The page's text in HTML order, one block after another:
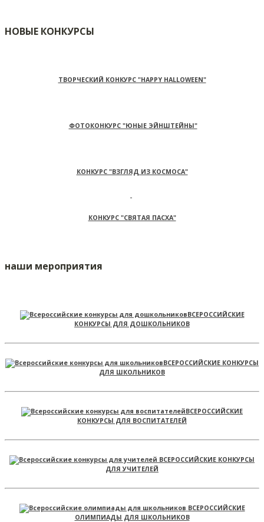
НОВЫЕ КОНКУРСЫ
ТВОРЧЕСКИЙ КОНКУРС "HAPPY HALLOWEEN"
ФОТОКОНКУРС "ЮНЫЕ ЭЙНШТЕЙНЫ"
КОНКУРС "ВЗГЛЯД ИЗ КОСМОСА"
КОНКУРС "СВЯТАЯ ПАСХА"
наши мероприятия
ВСЕРОССИЙСКИЕ
КОНКУРСЫ ДЛЯ ДОШКОЛЬНИКОВ
ВСЕРОССИЙСКИЕ КОНКУРСЫ
ДЛЯ ШКОЛЬНИКОВ
ВСЕРОССИЙСКИЕ
КОНКУРСЫ ДЛЯ ВОСПИТАТЕЛЕЙ
ВСЕРОССИЙСКИЕ КОНКУРСЫ
ДЛЯ УЧИТЕЛЕЙ
ВСЕРОССИЙСКИЕ
ОЛИМПИАДЫ ДЛЯ ШКОЛЬНИКОВ